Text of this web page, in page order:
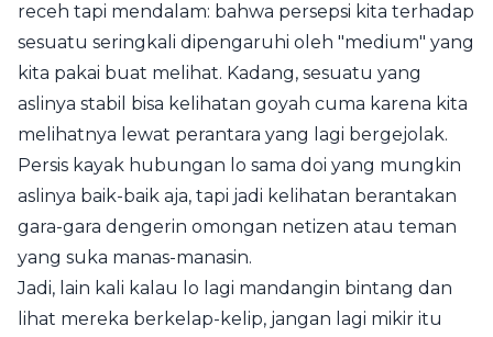
receh tapi mendalam: bahwa persepsi kita terhadap
sesuatu seringkali dipengaruhi oleh "medium" yang
kita pakai buat melihat. Kadang, sesuatu yang
aslinya stabil bisa kelihatan goyah cuma karena kita
melihatnya lewat perantara yang lagi bergejolak.
Persis kayak hubungan lo sama doi yang mungkin
aslinya baik-baik aja, tapi jadi kelihatan berantakan
gara-gara dengerin omongan netizen atau teman
yang suka manas-manasin.
Jadi, lain kali kalau lo lagi mandangin bintang dan
lihat mereka berkelap-kelip, jangan lagi mikir itu